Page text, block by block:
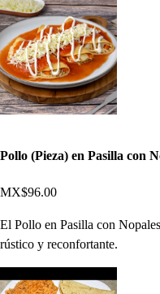
Pollo (Pieza) en Pasilla con
MX$96.00
El Pollo en Pasilla con
rústico y reconfortante.